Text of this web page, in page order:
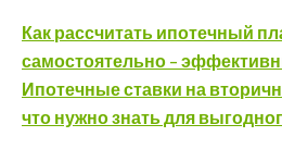
Навигация
по
записям
Как рассчитать ипотечный
самостоятельно –
Ипотечные ставки на
что нужно знать для